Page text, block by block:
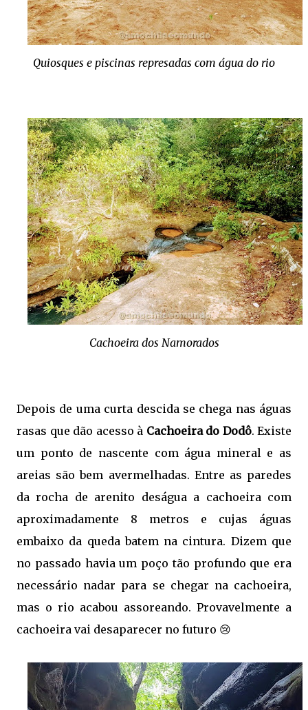
Quiosques e piscinas represadas com água do rio
Cachoeira dos Namorados
Depois de uma curta descida se chega nas águas
rasas que dão acesso à Cachoeira do Dodô. Existe
um ponto de nascente com água mineral e as
areias são bem avermelhadas. Entre as paredes
da rocha de arenito deságua a cachoeira com
aproximadamente 8 metros e cujas águas
embaixo da queda batem na cintura. Dizem que
no passado havia um poço tão profundo que era
necessário nadar para se chegar na cachoeira,
mas o rio acabou assoreando. Provavelmente a
cachoeira vai desaparecer no futuro 😢